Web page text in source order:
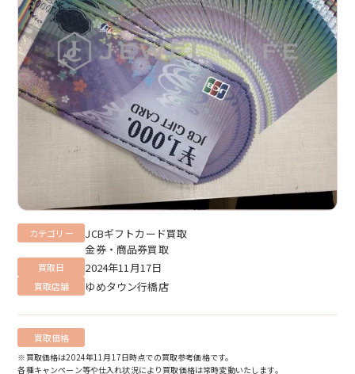
カテゴリー
JCBギフトカード買取
金券・商品券買取
買取日 2024年11月17日
買取店舗 ゆめタウン行橋店
買取価格
※買取価格は2024年11月17日時点での買取参考価格です。
各種キャンペーン等や仕入れ状況により買取価格は常時変動いたします。